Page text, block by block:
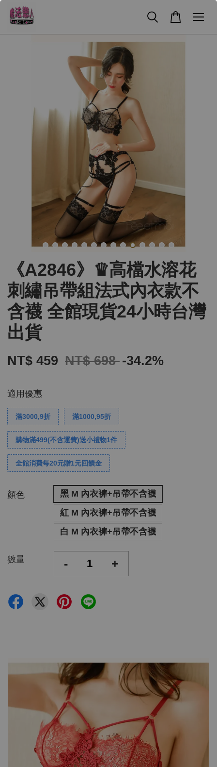
《A2846》♛高檔水溶花
刺繡吊帶組法式內衣款不
含襪 全館現貨24小時台灣
出貨
NT$ 459 NT$ 698 -34.2%
適用優惠
滿3000,9折 滿1000,95折
購物滿499(不含運費)送小禮物1件
全館消費每20元贈1元回饋金
顏色
黑 M 內衣褲+吊帶不含襪
紅 M 內衣褲+吊帶不含襪
白 M 內衣褲+吊帶不含襪
數量 - +